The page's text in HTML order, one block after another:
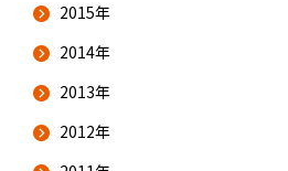
2015年
2014年
2013年
2012年